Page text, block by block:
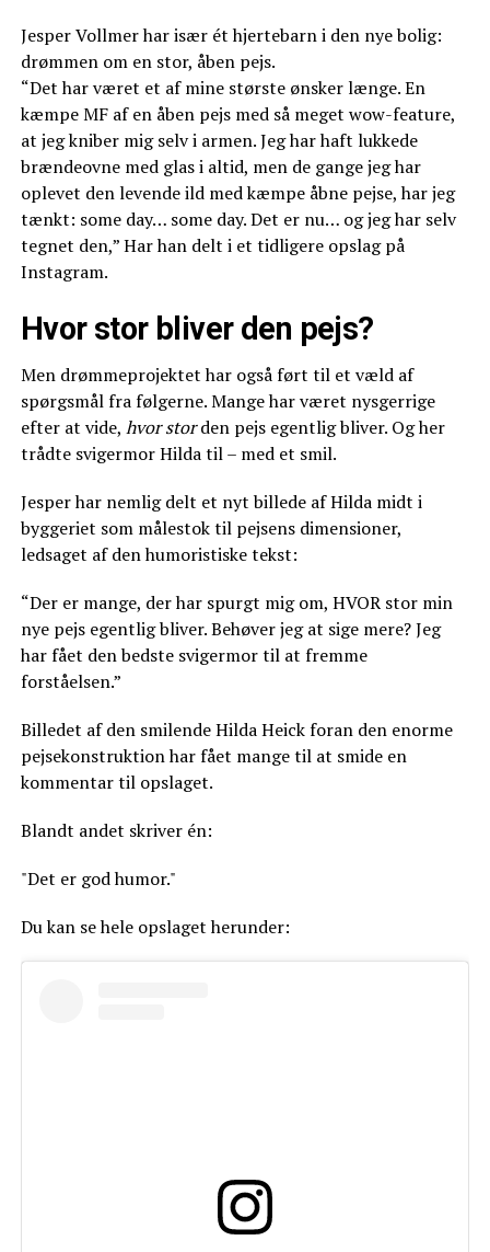
Jesper Vollmer har især ét hjertebarn i den nye bolig:
drømmen om en stor, åben pejs.
“Det har været et af mine største ønsker længe. En
kæmpe MF af en åben pejs med så meget wow-feature,
at jeg kniber mig selv i armen. Jeg har haft lukkede
brændeovne med glas i altid, men de gange jeg har
oplevet den levende ild med kæmpe åbne pejse, har jeg
tænkt: some day… some day. Det er nu… og jeg har selv
tegnet den,” Har han delt i et tidligere opslag på
Instagram.
Hvor stor bliver den pejs?
Men drømmeprojektet har også ført til et væld af
spørgsmål fra følgerne. Mange har været nysgerrige
efter at vide, hvor storden pejs egentlig bliver. Og her
trådte svigermor Hilda til – med et smil.
Jesper har nemlig delt et nyt billede af Hilda midt i
byggeriet som målestok til pejsens dimensioner,
ledsaget af den humoristiske tekst:
“Der er mange, der har spurgt mig om, HVOR stor min
nye pejs egentlig bliver. Behøver jeg at sige mere? Jeg
har fået den bedste svigermor til at fremme
forståelsen.”
Billedet af den smilende Hilda Heick foran den enorme
pejsekonstruktion har fået mange til at smide en
kommentar til opslaget.
Blandt andet skriver én:
"Det er god humor."
Du kan se hele opslaget herunder: